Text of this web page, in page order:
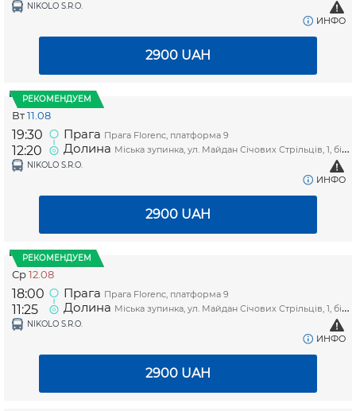
NIKOLO S.R.O.
ИНФО
2900 UAH
РЕКОМЕНДУЕМ
Вт11.08
19:30
12:20
Прага Прага Florenc, платформа 9
Долина Міська зупинка, ул. Майдан Січових Стрільців, 1, біля магазину "Копійочка"
NIKOLO S.R.O.
ИНФО
2900 UAH
РЕКОМЕНДУЕМ
Ср12.08
18:00
11:25
Прага Прага Florenc, платформа 9
Долина Міська зупинка, ул. Майдан Січових Стрільців, 1, біля магазину "Копійочка"
NIKOLO S.R.O.
ИНФО
2900 UAH